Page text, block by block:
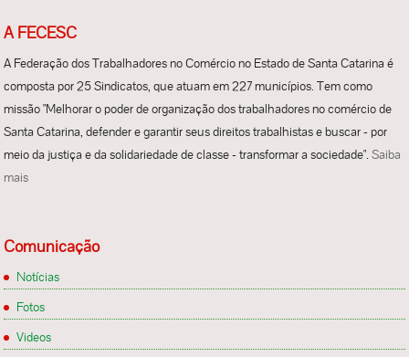
A FECESC
A Federação dos Trabalhadores no Comércio no Estado de Santa Catarina é
composta por 25 Sindicatos, que atuam em 227 municípios. Tem como
missão "Melhorar o poder de organização dos trabalhadores no comércio de
Santa Catarina, defender e garantir seus direitos trabalhistas e buscar - por
meio da justiça e da solidariedade de classe - transformar a sociedade".Saiba
mais
Comunicação
Notícias
Fotos
Videos